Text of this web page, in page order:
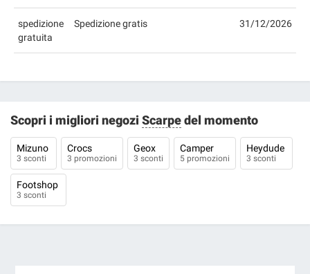
spedizione
gratuita
Spedizione gratis 31/12/2026
Scopri i migliori negozi Scarpedel momento
Mizuno
3 sconti
Crocs
3 promozioni
Geox
3 sconti
Camper
5 promozioni
Heydude
3 sconti
Footshop
3 sconti